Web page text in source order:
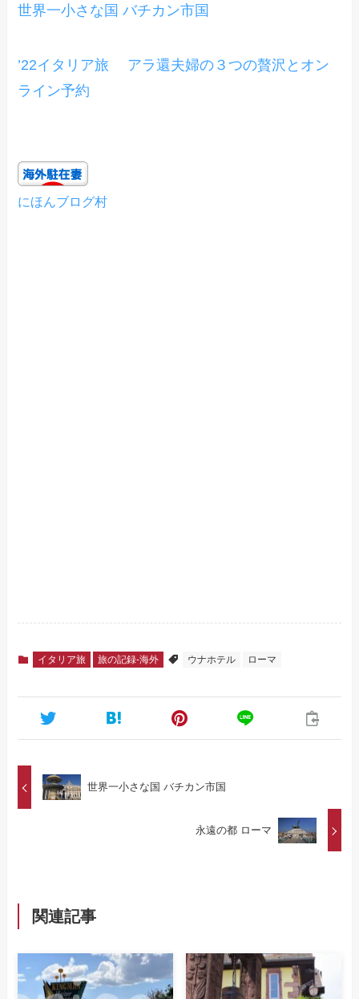
世界一小さな国 バチカン市国
’22イタリア旅 アラ還夫婦の３つの贅沢とオン
ライン予約
にほんブログ村
イタリア旅 旅の記録-海外 ウナホテル ローマ
世界一小さな国 バチカン市国
永遠の都 ローマ
関連記事